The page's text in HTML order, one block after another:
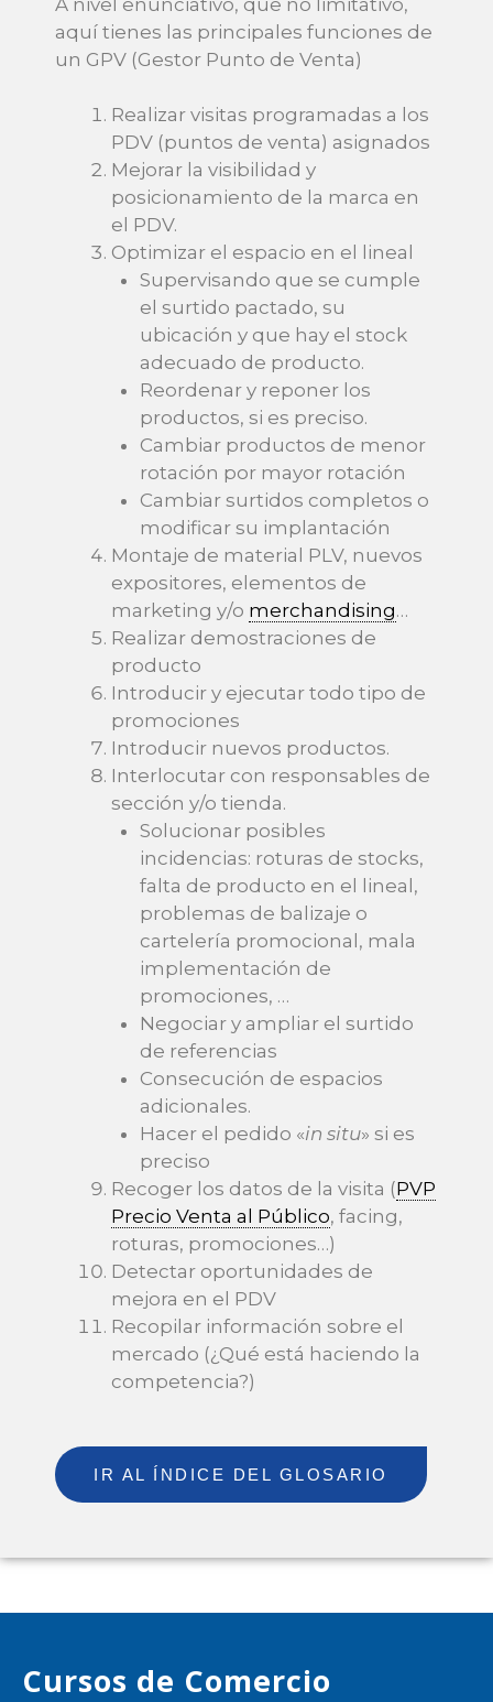
aquí tienes las principales funciones de
un GPV (Gestor Punto de Venta)
Realizar visitas programadas a los
PDV (puntos de venta) asignados
Mejorar la visibilidad y
posicionamiento de la marca en
el PDV.
Optimizar el espacio en el lineal
Supervisando que se cumple
el surtido pactado, su
ubicación y que hay el stock
adecuado de producto.
Reordenar y reponer los
productos, si es preciso.
Cambiar productos de menor
rotación por mayor rotación
Cambiar surtidos completos o
modificar su implantación
Montaje de material PLV, nuevos
expositores, elementos de
marketing y/o merchandising…
Realizar demostraciones de
producto
Introducir y ejecutar todo tipo de
promociones
Introducir nuevos productos.
Interlocutar con responsables de
sección y/o tienda.
Solucionar posibles
incidencias: roturas de stocks,
falta de producto en el lineal,
problemas de balizaje o
cartelería promocional, mala
implementación de
promociones, …
Negociar y ampliar el surtido
de referencias
Consecución de espacios
adicionales.
Hacer el pedido «in situ» si es
preciso
Recoger los datos de la visita (PVP
Precio Venta al Público, facing,
roturas, promociones…)
Detectar oportunidades de
mejora en el PDV
Recopilar información sobre el
mercado (¿Qué está haciendo la
competencia?)
IR AL ÍNDICE DEL GLOSARIO
Cursos de Comercio